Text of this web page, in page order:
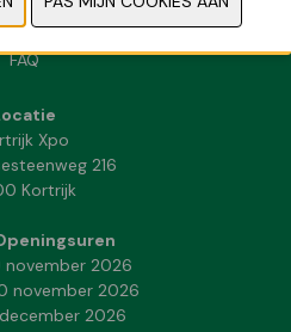
FAQ
Xpo
216
Kortrijk
november 2026
november 2026
2026